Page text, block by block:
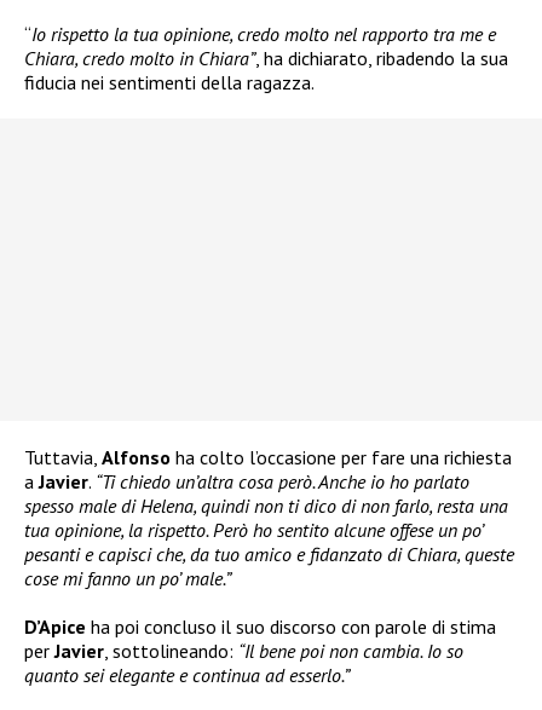
“Io rispetto la tua opinione, credo molto nel rapporto tra me e
Chiara, credo molto in Chiara”, ha dichiarato, ribadendo la sua
fiducia nei sentimenti della ragazza.
Tuttavia, Alfonso ha colto l’occasione per fare una richiesta
aJavier. “Ti chiedo un’altra cosa però. Anche io ho parlato
spesso male di Helena, quindi non ti dico di non farlo, resta una
tua opinione, la rispetto. Però ho sentito alcune offese un po’
pesanti e capisci che, da tuo amico e fidanzato di Chiara, queste
cose mi fanno un po’ male.”
D’Apice ha poi concluso il suo discorso con parole di stima
perJavier, sottolineando: “Il bene poi non cambia. Io so
quanto sei elegante e continua ad esserlo.”